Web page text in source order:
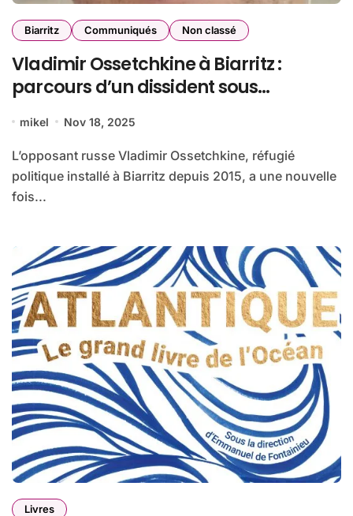
Biarritz Communiqués Non classé
Vladimir Ossetchkine à Biarritz :
parcours d’un dissident sous
mikel Nov 18, 2025
L’opposant russe Vladimir Ossetchkine, réfugié
politique installé à Biarritz depuis 2015, a une nouvelle
fois...
Livres